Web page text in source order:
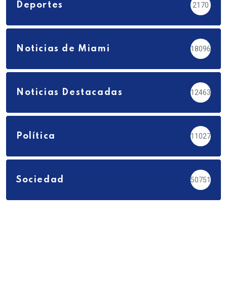
Deportes 2170
Noticias de Miami 18096
Noticias Destacadas 12463
Política 11027
Sociedad 50751